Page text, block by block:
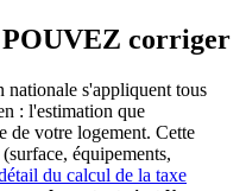
POUVEZ corriger
s'appliquent tous
: l'estimation que
de votre logement. Cette
équipements,
du calcul de la taxe